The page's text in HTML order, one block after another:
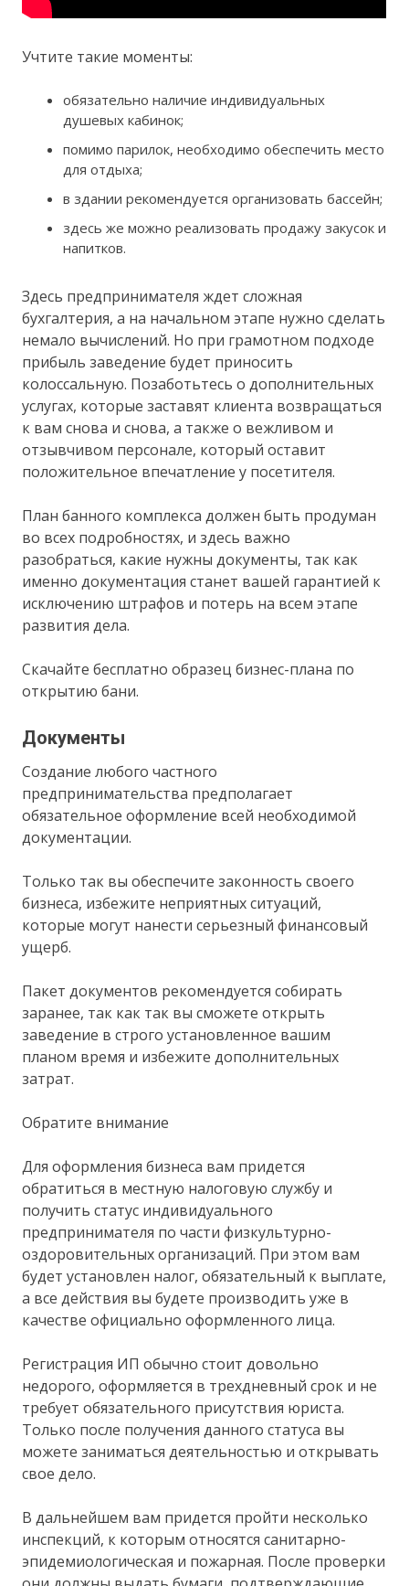
Учтите такие моменты:
обязательно наличие индивидуальных
душевых кабинок;
помимо парилок, необходимо обеспечить место
для отдыха;
в здании рекомендуется организовать бассейн;
здесь же можно реализовать продажу закусок и
напитков.
Здесь предпринимателя ждет сложная
бухгалтерия, а на начальном этапе нужно сделать
немало вычислений. Но при грамотном подходе
прибыль заведение будет приносить
колоссальную. Позаботьтесь о дополнительных
услугах, которые заставят клиента возвращаться
к вам снова и снова, а также о вежливом и
отзывчивом персонале, который оставит
положительное впечатление у посетителя.
План банного комплекса должен быть продуман
во всех подробностях, и здесь важно
разобраться, какие нужны документы, так как
именно документация станет вашей гарантией к
исключению штрафов и потерь на всем этапе
развития дела.
Скачайте бесплатно образец бизнес-плана по
открытию бани.
Документы
Создание любого частного
предпринимательства предполагает
обязательное оформление всей необходимой
документации.
Только так вы обеспечите законность своего
бизнеса, избежите неприятных ситуаций,
которые могут нанести серьезный финансовый
ущерб.
Пакет документов рекомендуется собирать
заранее, так как так вы сможете открыть
заведение в строго установленное вашим
планом время и избежите дополнительных
затрат.
Обратите внимание
Для оформления бизнеса вам придется
обратиться в местную налоговую службу и
получить статус индивидуального
предпринимателя по части физкультурно-
оздоровительных организаций. При этом вам
будет установлен налог, обязательный к выплате,
а все действия вы будете производить уже в
качестве официально оформленного лица.
Регистрация ИП обычно стоит довольно
недорого, оформляется в трехдневный срок и не
требует обязательного присутствия юриста.
Только после получения данного статуса вы
можете заниматься деятельностью и открывать
свое дело.
В дальнейшем вам придется пройти несколько
инспекций, к которым относятся санитарно-
эпидемиологическая и пожарная. После проверки